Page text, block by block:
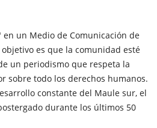
en un Medio de Comunicación de
es que la comunidad esté
un periodismo que respeta la
sobre todo los derechos humanos.
constante del Maule sur, el
durante los últimos 50